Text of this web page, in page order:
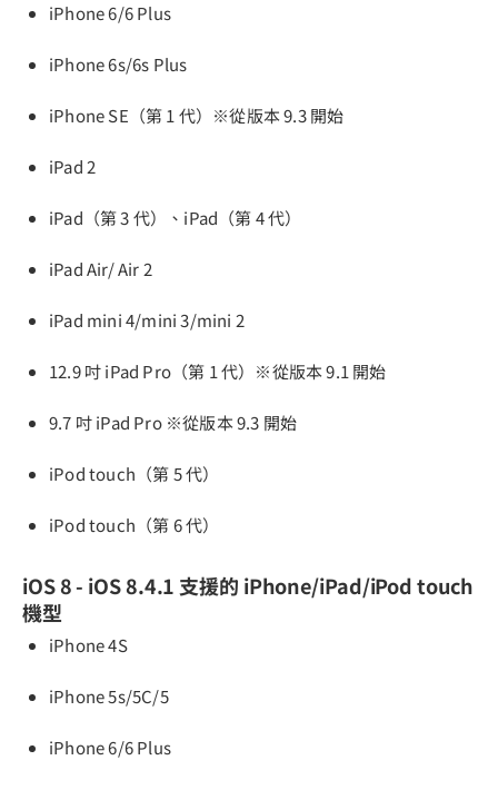
iPhone 6/6 Plus
iPhone 6s/6s Plus
iPhone SE（第 1 代）※從版本 9.3 開始
iPad 2
iPad（第 3 代）、iPad（第 4 代）
iPad Air/ Air 2
iPad mini 4/mini 3/mini 2
12.9 吋 iPad Pro（第 1 代）※從版本 9.1 開始
9.7 吋 iPad Pro ※從版本 9.3 開始
iPod touch（第 5 代）
iPod touch（第 6 代）
iOS 8 - iOS 8.4.1 支援的 iPhone/iPad/iPod touch
機型
iPhone 4S
iPhone 5s/5C/5
iPhone 6/6 Plus